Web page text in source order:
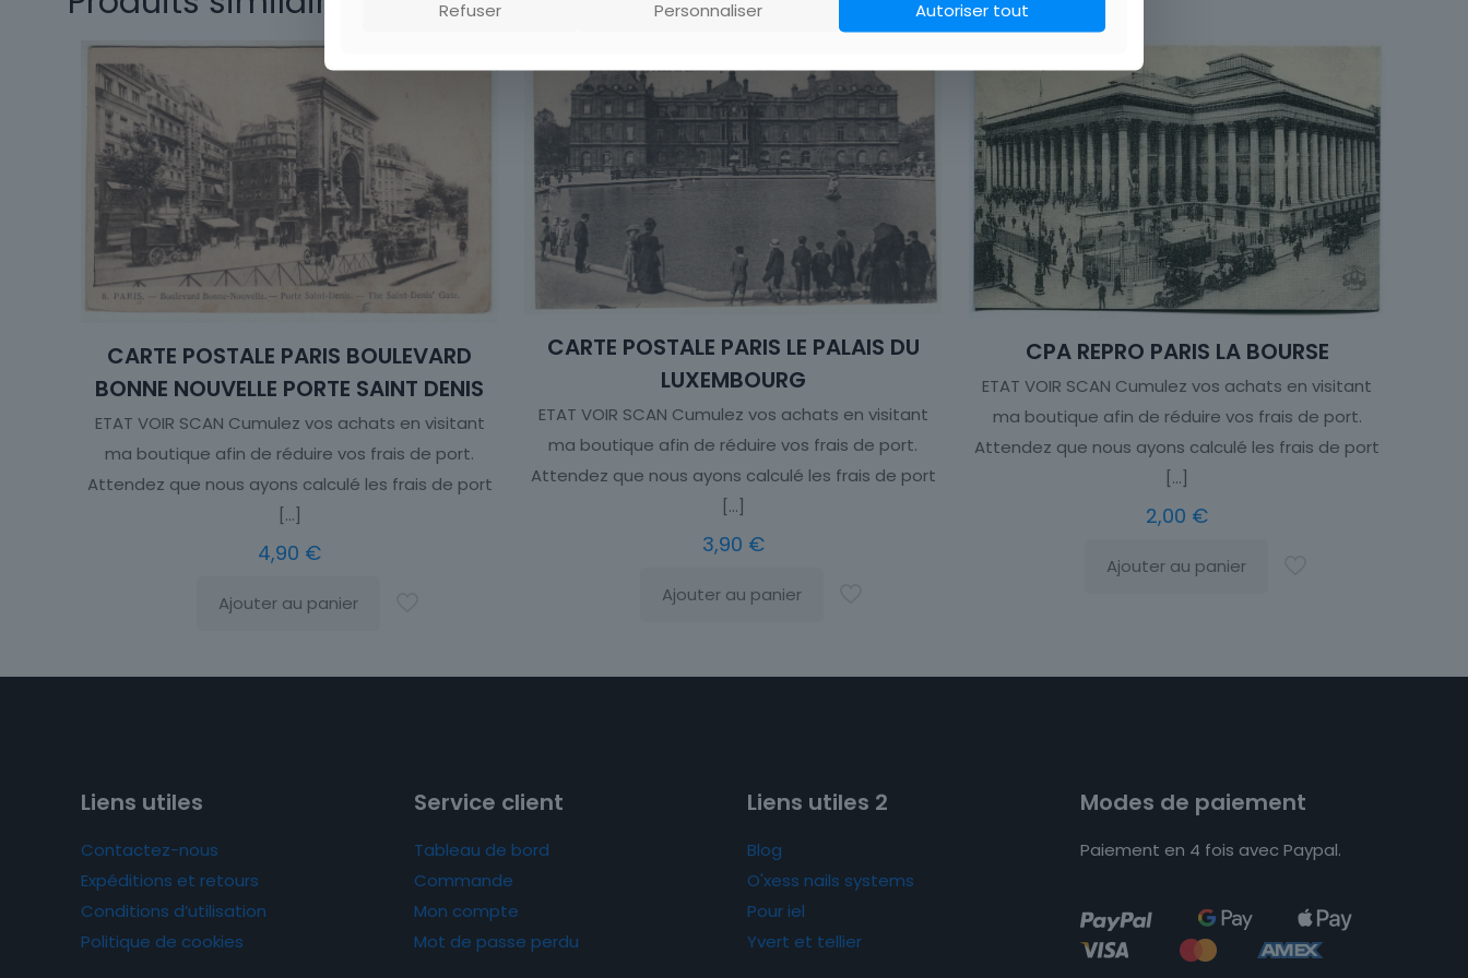
CARTE POSTALE PARIS BOULEVARD
BONNE NOUVELLE PORTE SAINT DENIS
ETAT VOIR SCAN Cumulez vos achats en visitant
ma boutique afin de réduire vos frais de port.
Attendez que nous ayons calculé les frais de port
[…]
4,90 €
Ajouter au panier
CARTE POSTALE PARIS LE PALAIS DU
LUXEMBOURG
ETAT VOIR SCAN Cumulez vos achats en visitant
ma boutique afin de réduire vos frais de port.
Attendez que nous ayons calculé les frais de port
[…]
3,90 €
Ajouter au panier
CPA REPRO PARIS LA BOURSE
ETAT VOIR SCAN Cumulez vos achats en visitant
ma boutique afin de réduire vos frais de port.
Attendez que nous ayons calculé les frais de port
[…]
2,00 €
Ajouter au panier
Liens utiles
Contactez-nous
Expéditions et retours
Conditions d’utilisation
Politique de cookies
Service client
Tableau de bord
Commande
Mon compte
Mot de passe perdu
Liens utiles 2
Blog
O'xess nails systems
Pour iel
Yvert et tellier
Modes de paiement
Paiement en 4 fois avec Paypal.
Refuser Personnaliser Autoriser tout